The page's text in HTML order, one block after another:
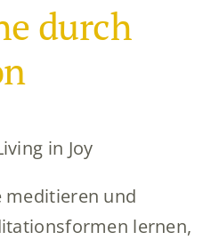
durch
meditieren und
lernen,